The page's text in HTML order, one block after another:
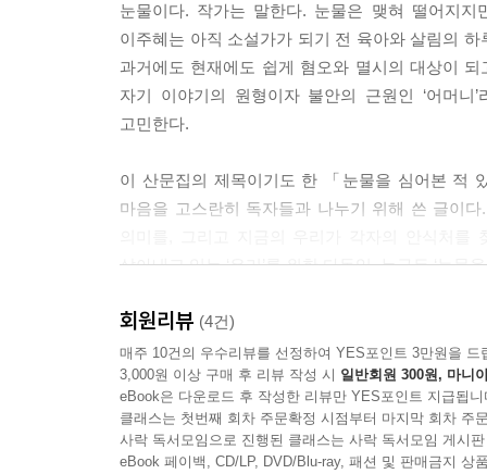
이름 바꾸기의 전제는 애정이다. 오직 애정으로
처할 것이다.
---「이름에게」중에서
정전은 다시 쓰여야 한다. 내겐 당장 어머니와 딸
시작해야지. 그리고 새롭게 한 글자 한 글자 써 내
---「어머니 내게 송곳니를 심어주었네」중에서
---「고통을 피우다」중에서
글을 쓰는 여자는 모두 생존자라고 했던가. 이 문
된 모성의 양가성을, ‘생명을 젖으로 빨아대는’ 엄
---「엄마가 된 여자는 모두 쓰는 사람이다」중에서
눈물이다. 작가는 말한다. 눈물은 맺혀 떨어지
이주혜는 아직 소설가가 되기 전 육아와 살림의
과거에도 현재에도 쉽게 혐오와 멸시의 대상이
자기 이야기의 원형이자 불안의 근원인 ‘어머
고민한다.
이 산문집의 제목이기도 한 「눈물을 심어본 적
마음을 고스란히 독자들과 나누기 위해 쓴 글이
살아내고 있는 ‘우리’를 위한 다독임. 누구든 ‘눈
문학 속에서 ‘다시 만난 여성’ 그리고 작가의 책무
“언어가 없는 곳에 언어를, 빛이 없는 곳에 빛을
것이야말로 작가의 기본 책무이고 이 기본은 동시
―「손전등 하나의 역할을 통해」 162쪽
회원리뷰 (4건)
매주 10건의 우수리뷰를 선정하여 YES포인트 3만원을 드
3,000원 이상 구매 후 리뷰 작성 시 일반회원 300원, 마니
eBook은 다운로드 후 작성한 리뷰만 YES포인트 지급됩니
클래스는 첫번째 회차 주문확정 시점부터 마지막 회차 주
사락 독서모임으로 진행된 클래스는 사락 독서모임 게시
eBook 페이백, CD/LP, DVD/Blu-ray, 패션 및 판매금지 상